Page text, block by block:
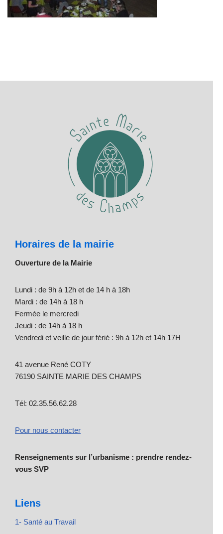
Horaires de la mairie
Ouverture de la Mairie
Lundi : de 9h à 12h et de 14 h à 18h
Mardi : de 14h à 18 h
Fermée le mercredi
Jeudi : de 14h à 18 h
Vendredi et veille de jour férié : 9h à 12h et 14h 17H
41 avenue René COTY
76190 SAINTE MARIE DES CHAMPS
Tél: 02.35.56.62.28
Pour nous contacter
Renseignements sur l’urbanisme : prendre rendez-
vous SVP
Liens
1- Santé au Travail